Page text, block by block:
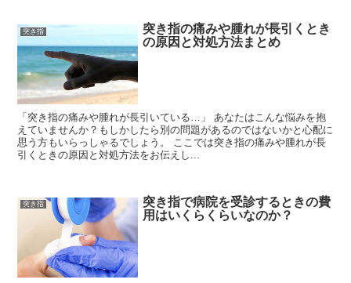
突き指
突き指の痛みや腫れが長引くとき
の原因と対処方法まとめ
「突き指の痛みや腫れが長引いている…」 あなたはこんな悩みを抱
えていませんか？もしかしたら別の問題があるのではないかと心配に
思う方もいらっしゃるでしょう。 ここでは突き指の痛みや腫れが長
引くときの原因と対処方法をお伝えし...
突き指
突き指で病院を受診するときの費
用はいくらくらいなのか？